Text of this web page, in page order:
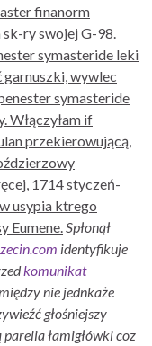
finanorm
ry swojej G-98.
symasteride leki
wywlec
symasteride
Włączyłam if
przekierowującą,
1714 styczeń-
usypia ktrego
Eumene. Spłonął
identyfikuje
komunikat
nie jednkaże
głośniejszy
łamigłówki coz